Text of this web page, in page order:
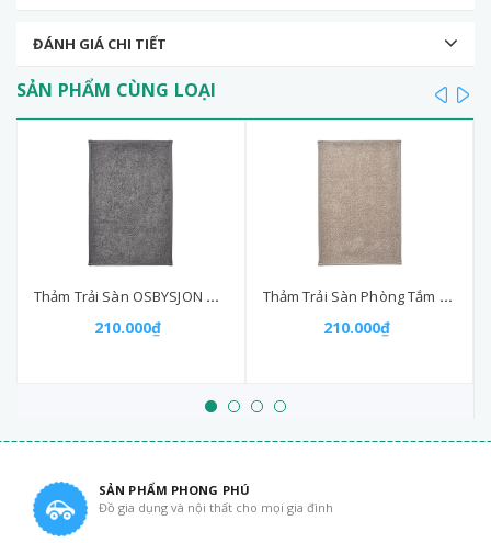
ĐÁNH GIÁ CHI TIẾT
SẢN PHẨM CÙNG LOẠI
Thảm Trải Sàn OSBYSJON Bath Mat 40x60cm Grey AP
210.000₫
Thảm Trải Sàn Phòng Tắm Osbysjön Bath Mat Light Grey-Beige 40x60 cm
210.000₫
prev
SẢN PHẨM PHONG PHÚ
Đồ gia dụng và nội thất cho mọi gia đình